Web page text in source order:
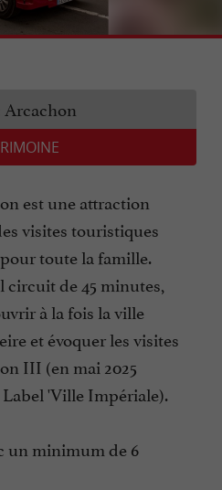
Arcachon
est une attraction
visites touristiques
toute la famille.
circuit de 45 minutes,
à la fois la ville
et évoquer les visites
III (en mai 2025
'Ville Impériale).
un minimum de 6